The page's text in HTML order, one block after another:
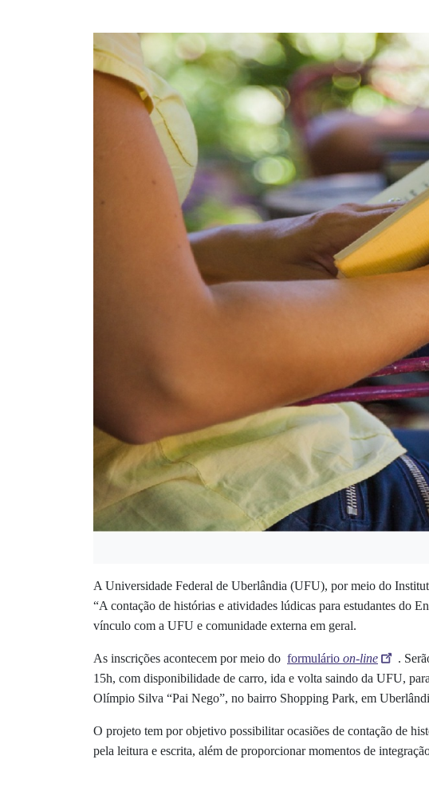
A Universidade Federal de Uberlândia (UFU), por meio do
“A contação de histórias e atividades lúdicas para estudantes do
vínculo com a UFU e comunidade externa em geral.
As inscrições acontecem por meio do formulário on-line
.
15h, com disponibilidade de carro, ida e volta saindo da UFU,
Olímpio Silva “Pai Nego”, no bairro Shopping Park, em
O projeto tem por objetivo possibilitar ocasiões de contação de
pela leitura e escrita, além de proporcionar momentos de